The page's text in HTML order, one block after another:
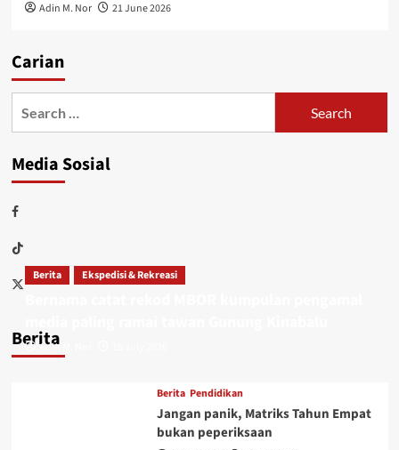
Adin M. Nor 21 June 2026
Carian
Media Sosial
Berita
Berita Ekspedisi & Rekreasi
Adin M. Nor
Berita Pendidikan
Jangan panik, Matriks Tahun Empat
bukan peperiksaan